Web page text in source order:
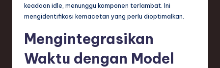
keadaan idle, menunggu komponen terlambat. Ini
mengidentifikasi kemacetan yang perlu dioptimalkan.
Mengintegrasikan
Waktu dengan Model